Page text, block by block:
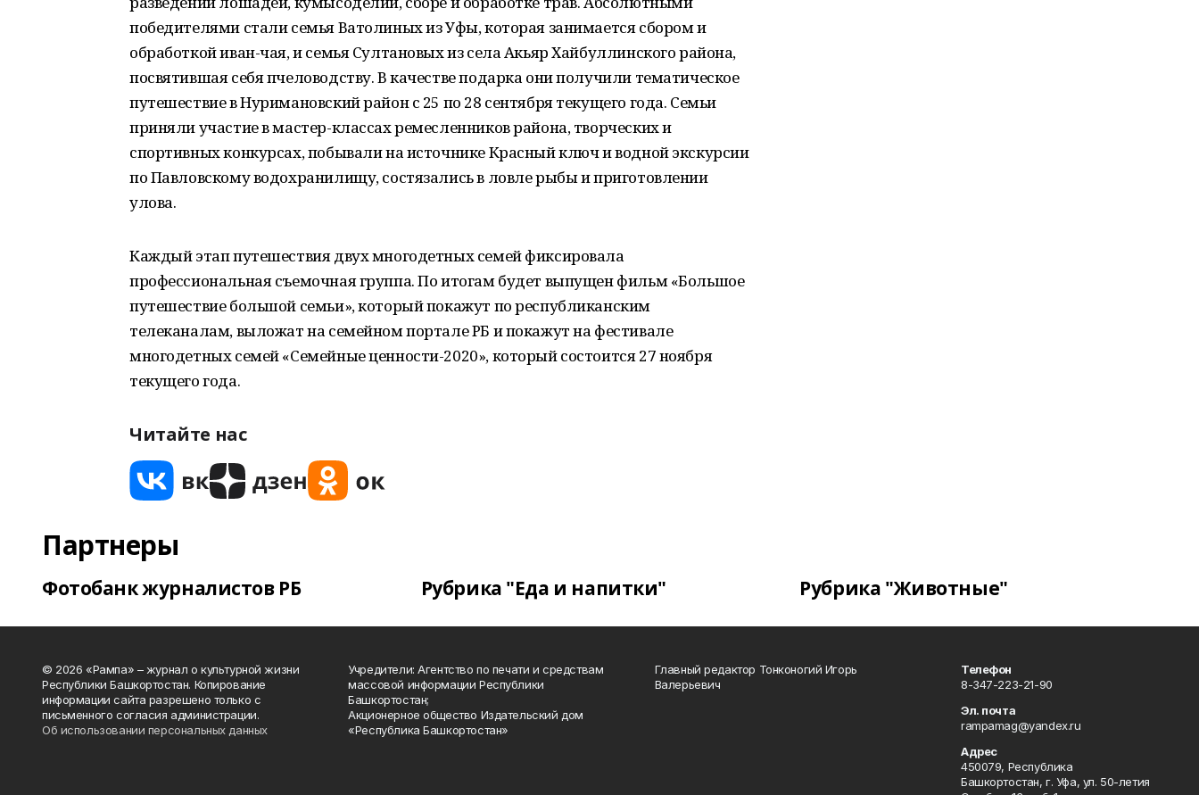
победителями стали семья Ватолиных из Уфы, которая занимается сбором и
обработкой иван-чая, и семья Султановых из села Акьяр Хайбуллинского района,
посвятившая себя пчеловодству. В качестве подарка они получили тематическое
путешествие в Нуримановский район с 25 по 28 сентября текущего года. Семьи
приняли участие в мастер-классах ремесленников района, творческих и
спортивных конкурсах, побывали на источнике Красный ключ и водной экскурсии
по Павловскому водохранилищу, состязались в ловле рыбы и приготовлении
улова.
Каждый этап путешествия двух многодетных семей фиксировала
профессиональная съемочная группа. По итогам будет выпущен фильм «Большое
путешествие большой семьи», который покажут по республиканским
телеканалам, выложат на семейном портале РБ и покажут на фестивале
многодетных семей «Семейные ценности-2020», который состоится 27 ноября
текущего года.
Читайте нас
Партнеры
Фотобанк журналистов РБ Рубрика "Еда и напитки" Рубрика "Животные"
© 2026 «Рампа» – журнал о культурной жизни
Республики Башкортостан. Копирование
информации сайта разрешено только с
письменного согласия администрации.
Об использовании персональных данных
Учредители: Агентство по печати и средствам
массовой информации Республики
Башкортостан;
Акционерное общество Издательский дом
«Республика Башкортостан»
Главный редактор Тонконогий Игорь
Валерьевич
Телефон
8-347-223-21-90
Эл. почта
rampamag@yandex.ru
Адрес
450079, Республика
Башкортостан, г. Уфа, ул. 50-летия